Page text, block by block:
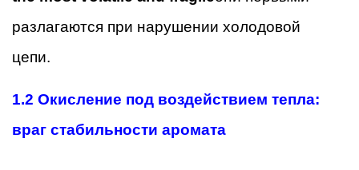
разлагаются при нарушении холодовой
цепи.
1.2 Окисление под воздействием тепла:
враг стабильности аромата